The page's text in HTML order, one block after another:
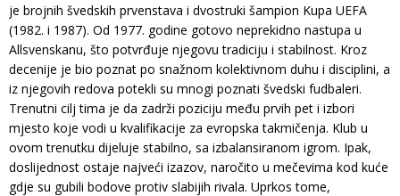
je brojnih švedskih prvenstava i dvostruki šampion Kupa UEFA
(1982. i 1987). Od 1977. godine gotovo neprekidno nastupa u
Allsvenskanu, što potvrđuje njegovu tradiciju i stabilnost. Kroz
decenije je bio poznat po snažnom kolektivnom duhu i disciplini, a
iz njegovih redova potekli su mnogi poznati švedski fudbaleri.
Trenutni cilj tima je da zadrži poziciju među prvih pet i izbori
mjesto koje vodi u kvalifikacije za evropska takmičenja. Klub u
ovom trenutku dijeluje stabilno, sa izbalansiranom igrom. Ipak,
doslijednost ostaje najveći izazov, naročito u mečevima kod kuće
gdje su gubili bodove protiv slabijih rivala. Uprkos tome,